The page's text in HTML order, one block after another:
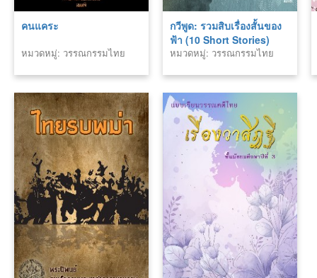
คนแคระ
หมวดหมู่: วรรณกรรมไทย
กวีพูด: รวมสิบเรื่องสั้นของ
ฟ้า (10 Short Stories)
หมวดหมู่: วรรณกรรมไทย